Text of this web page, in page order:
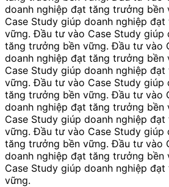
doanh nghiệp đạt tăng trưởng bền
Case Study giúp doanh nghiệp
vững. Đầu tư vào Case Study giúp
tăng trưởng bền vững. Đầu tư vào
doanh nghiệp đạt tăng trưởng bền
Case Study giúp doanh nghiệp
vững. Đầu tư vào Case Study giúp
tăng trưởng bền vững. Đầu tư vào
doanh nghiệp đạt tăng trưởng bền
Case Study giúp doanh nghiệp
vững. Đầu tư vào Case Study giúp
tăng trưởng bền vững. Đầu tư vào
doanh nghiệp đạt tăng trưởng bền
Case Study giúp doanh nghiệp
vững.